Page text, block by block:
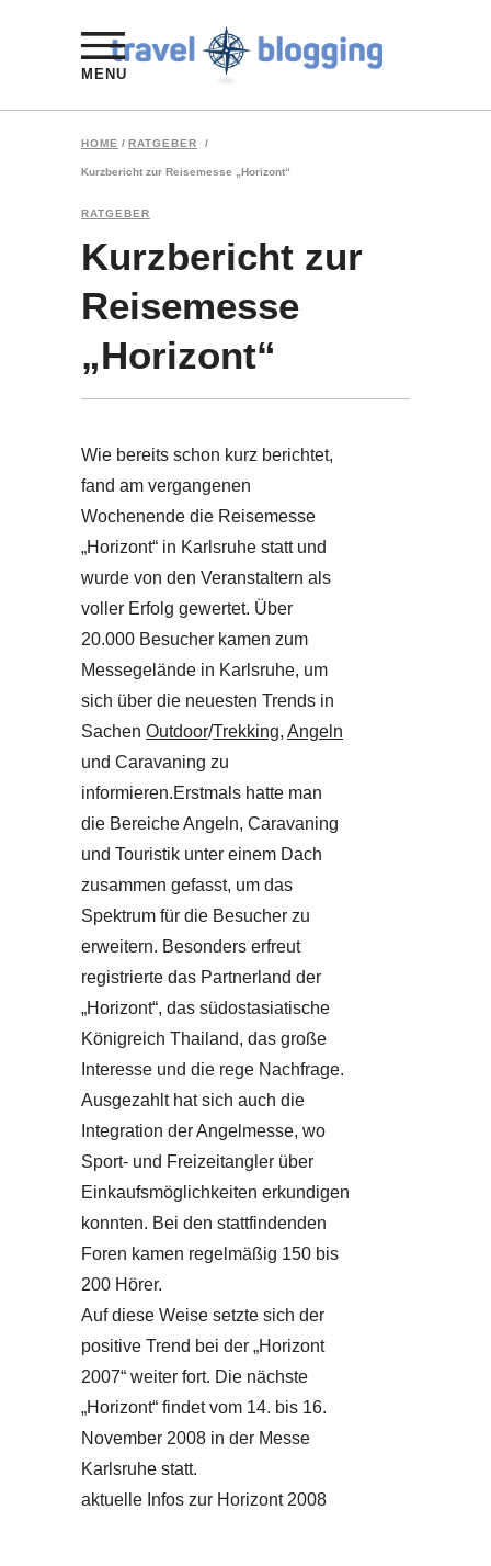
MENU
HOME / RATGEBER /
Kurzbericht zur Reisemesse „Horizont“
RATGEBER
Kurzbericht zur
Reisemesse
„Horizont“
Wie bereits schon kurz berichtet,
fand am vergangenen
Wochenende die Reisemesse
„Horizont“ in Karlsruhe statt und
wurde von den Veranstaltern als
voller Erfolg gewertet. Über
20.000 Besucher kamen zum
Messegelände in Karlsruhe, um
sich über die neuesten Trends in
Sachen Outdoor/Trekking, Angeln
und Caravaning zu
informieren.Erstmals hatte man
die Bereiche Angeln, Caravaning
und Touristik unter einem Dach
zusammen gefasst, um das
Spektrum für die Besucher zu
erweitern. Besonders erfreut
registrierte das Partnerland der
„Horizont“, das südostasiatische
Königreich Thailand, das große
Interesse und die rege Nachfrage.
Ausgezahlt hat sich auch die
Integration der Angelmesse, wo
Sport- und Freizeitangler über
Einkaufsmöglichkeiten erkundigen
konnten. Bei den stattfindenden
Foren kamen regelmäßig 150 bis
200 Hörer.
Auf diese Weise setzte sich der
positive Trend bei der „Horizont
2007“ weiter fort. Die nächste
„Horizont“ findet vom 14. bis 16.
November 2008 in der Messe
Karlsruhe statt.
aktuelle Infos zur Horizont 2008